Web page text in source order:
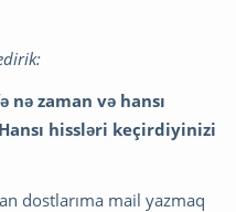
zaman və hansı
hissləri keçirdiyinizi
dostlarıma mail yazmaq